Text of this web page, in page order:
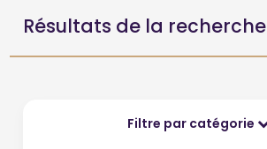
Résultats de la recherche
Filtre par catégorie